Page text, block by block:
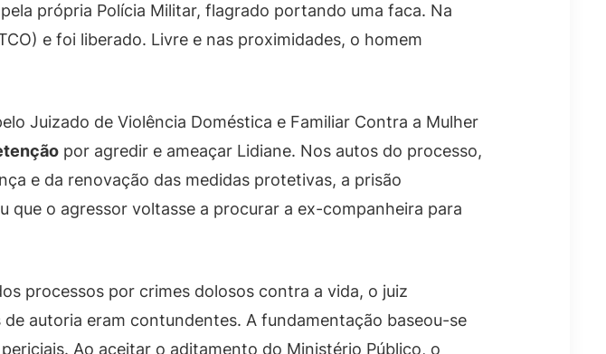
própria Polícia Militar, flagrado portando uma faca. Na
e foi liberado. Livre e nas proximidades, o homem
Juizado de Violência Doméstica e Familiar Contra a Mulher
por agredir e ameaçar Lidiane. Nos autos do processo,
e da renovação das medidas protetivas, a prisão
que o agressor voltasse a procurar a ex-companheira para
processos por crimes dolosos contra a vida, o juiz
autoria eram contundentes. A fundamentação baseou-se
Ao aceitar o aditamento do Ministério Público, o